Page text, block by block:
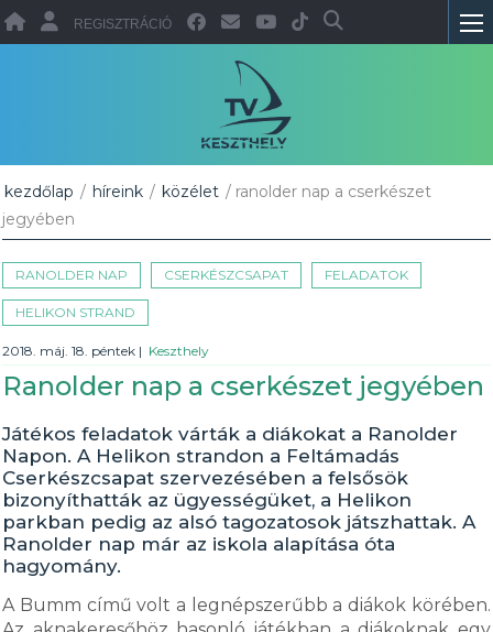
REGISZTRÁCIÓ
kezdőlap / híreink / közélet / ranolder nap a cserkészet
jegyében
RANOLDER NAP CSERKÉSZCSAPAT FELADATOK
HELIKON STRAND
2018. máj. 18. péntek | Keszthely
Ranolder nap a cserkészet jegyében
Játékos feladatok várták a diákokat a Ranolder
Napon. A Helikon strandon a Feltámadás
Cserkészcsapat szervezésében a felsősök
bizonyíthatták az ügyességüket, a Helikon
parkban pedig az alsó tagozatosok játszhattak. A
Ranolder nap már az iskola alapítása óta
hagyomány.
A Bumm című volt a legnépszerűbb a diákok körében.